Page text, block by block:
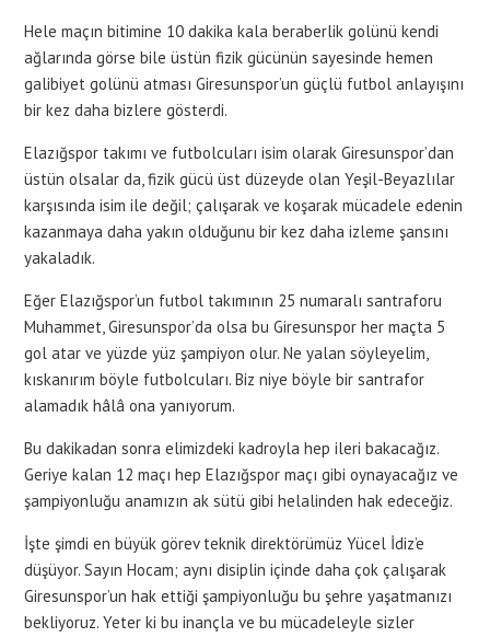
Hele maçın bitimine 10 dakika kala beraberlik golünü kendi
ağlarında görse bile üstün fizik gücünün sayesinde hemen
galibiyet golünü atması Giresunspor’un güçlü futbol anlayışını
bir kez daha bizlere gösterdi.
Elazığspor takımı ve futbolcuları isim olarak Giresunspor’dan
üstün olsalar da, fizik gücü üst düzeyde olan Yeşil-Beyazlılar
karşısında isim ile değil; çalışarak ve koşarak mücadele edenin
kazanmaya daha yakın olduğunu bir kez daha izleme şansını
yakaladık.
Eğer Elazığspor’un futbol takımının 25 numaralı santraforu
Muhammet, Giresunspor’da olsa bu Giresunspor her maçta 5
gol atar ve yüzde yüz şampiyon olur. Ne yalan söyleyelim,
kıskanırım böyle futbolcuları. Biz niye böyle bir santrafor
alamadık hâlâ ona yanıyorum.
Bu dakikadan sonra elimizdeki kadroyla hep ileri bakacağız.
Geriye kalan 12 maçı hep Elazığspor maçı gibi oynayacağız ve
şampiyonluğu anamızın ak sütü gibi helalinden hak edeceğiz.
İşte şimdi en büyük görev teknik direktörümüz Yücel İdiz’e
düşüyor. Sayın Hocam; aynı disiplin içinde daha çok çalışarak
Giresunspor’un hak ettiği şampiyonluğu bu şehre yaşatmanızı
bekliyoruz. Yeter ki bu inançla ve bu mücadeleyle sizler